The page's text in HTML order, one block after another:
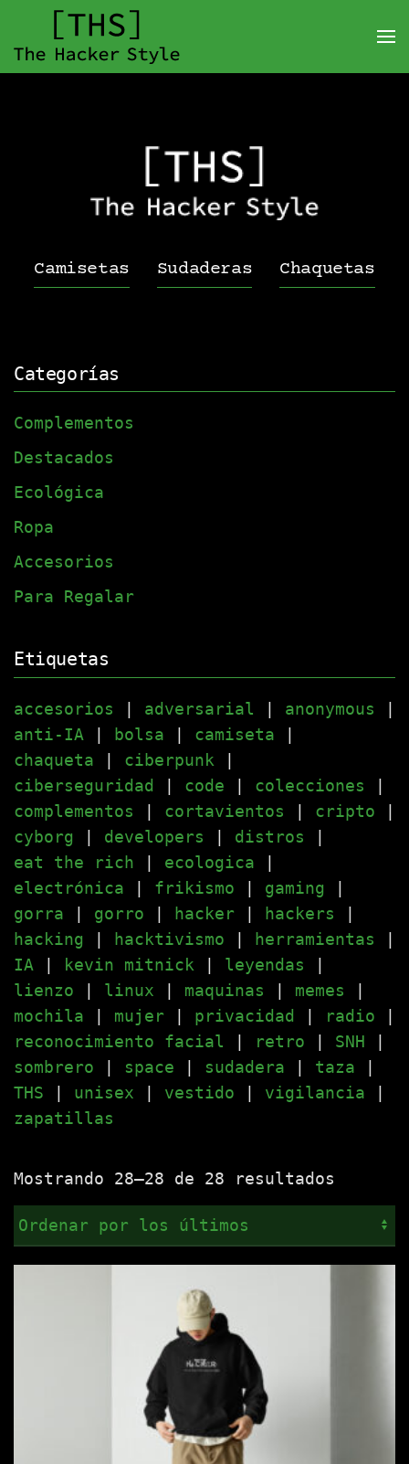
Camisetas Sudaderas Chaquetas
Categorías
Complementos
Destacados
Ecológica
Ropa
Accesorios
Para Regalar
Etiquetas
accesorios | adversarial | anonymous |
anti-IA | bolsa | camiseta |
chaqueta | ciberpunk |
ciberseguridad | code | colecciones |
complementos | cortavientos | cripto |
cyborg | developers | distros |
eat the rich | ecologica |
electrónica | frikismo | gaming |
gorra | gorro | hacker | hackers |
hacking | hacktivismo | herramientas |
IA | kevin mitnick | leyendas |
lienzo | linux | maquinas | memes |
mochila | mujer | privacidad | radio |
reconocimiento facial | retro | SNH |
sombrero | space | sudadera | taza |
THS | unisex | vestido | vigilancia |
zapatillas
Mostrando 28–28 de 28 resultados
los
últimos